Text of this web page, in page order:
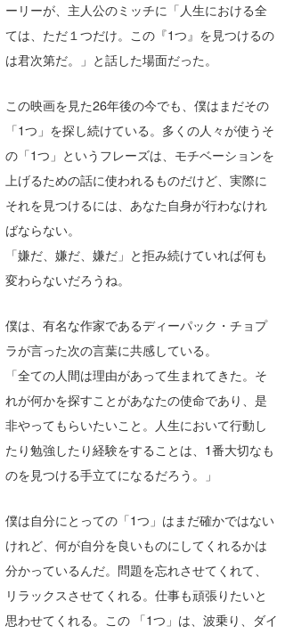
ーリーが、主人公のミッチに「人生における全
ては、ただ１つだけ。この『1つ』を見つけるの
は君次第だ。」と話した場面だった。
この映画を見た26年後の今でも、僕はまだその
「1つ」を探し続けている。多くの人々が使うそ
の「1つ」というフレーズは、モチベーションを
上げるための話に使われるものだけど、実際に
それを見つけるには、あなた自身が行わなけれ
ばならない。
「嫌だ、嫌だ、嫌だ」と拒み続けていれば何も
変わらないだろうね。
僕は、有名な作家であるディーパック・チョプ
ラが言った次の言葉に共感している。
「全ての人間は理由があって生まれてきた。そ
れが何かを探すことがあなたの使命であり、是
非やってもらいたいこと。人生において行動し
たり勉強したり経験をすることは、1番大切なも
のを見つける手立てになるだろう。」
僕は自分にとっての「1つ」はまだ確かではない
けれど、何が自分を良いものにしてくれるかは
分かっているんだ。問題を忘れさせてくれて、
リラックスさせてくれる。仕事も頑張りたいと
思わせてくれる。この 「1つ」は、波乗り、ダイ
四国
沖縄
サーファーズ
ライター/寄稿メディア
Core Surf Japan
Naoya Kimoto
Yasunari Inoue
arukasvision
DELTA FORCE SURF
メディア
Colors MAGAZINE
福島寿実子
嵯峨明日香
進士剛光
NOBUFUKU
大野”MAR”修聖
波伝説スタッフ
+☆maki☆+
Aichan
G◎Da
H